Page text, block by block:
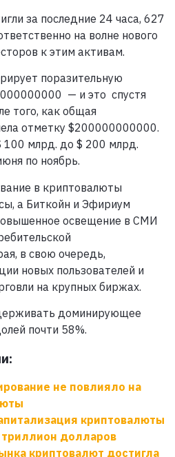
за последние 24 часа, 627
на волне нового
к этим активам.
поразительную
— и это спустя
того, как общая
отметку $200000000000.
100 млрд. до $ 200 млрд.
по ноябрь.
в криптовалюты
а Биткойн и Эфириум
освещение в СМИ
в свою очередь,
новых пользователей и
на крупных биржах.
доминирующее
почти 58%.
не повлияло на
криптовалюты
долларов
криптовалют достигла